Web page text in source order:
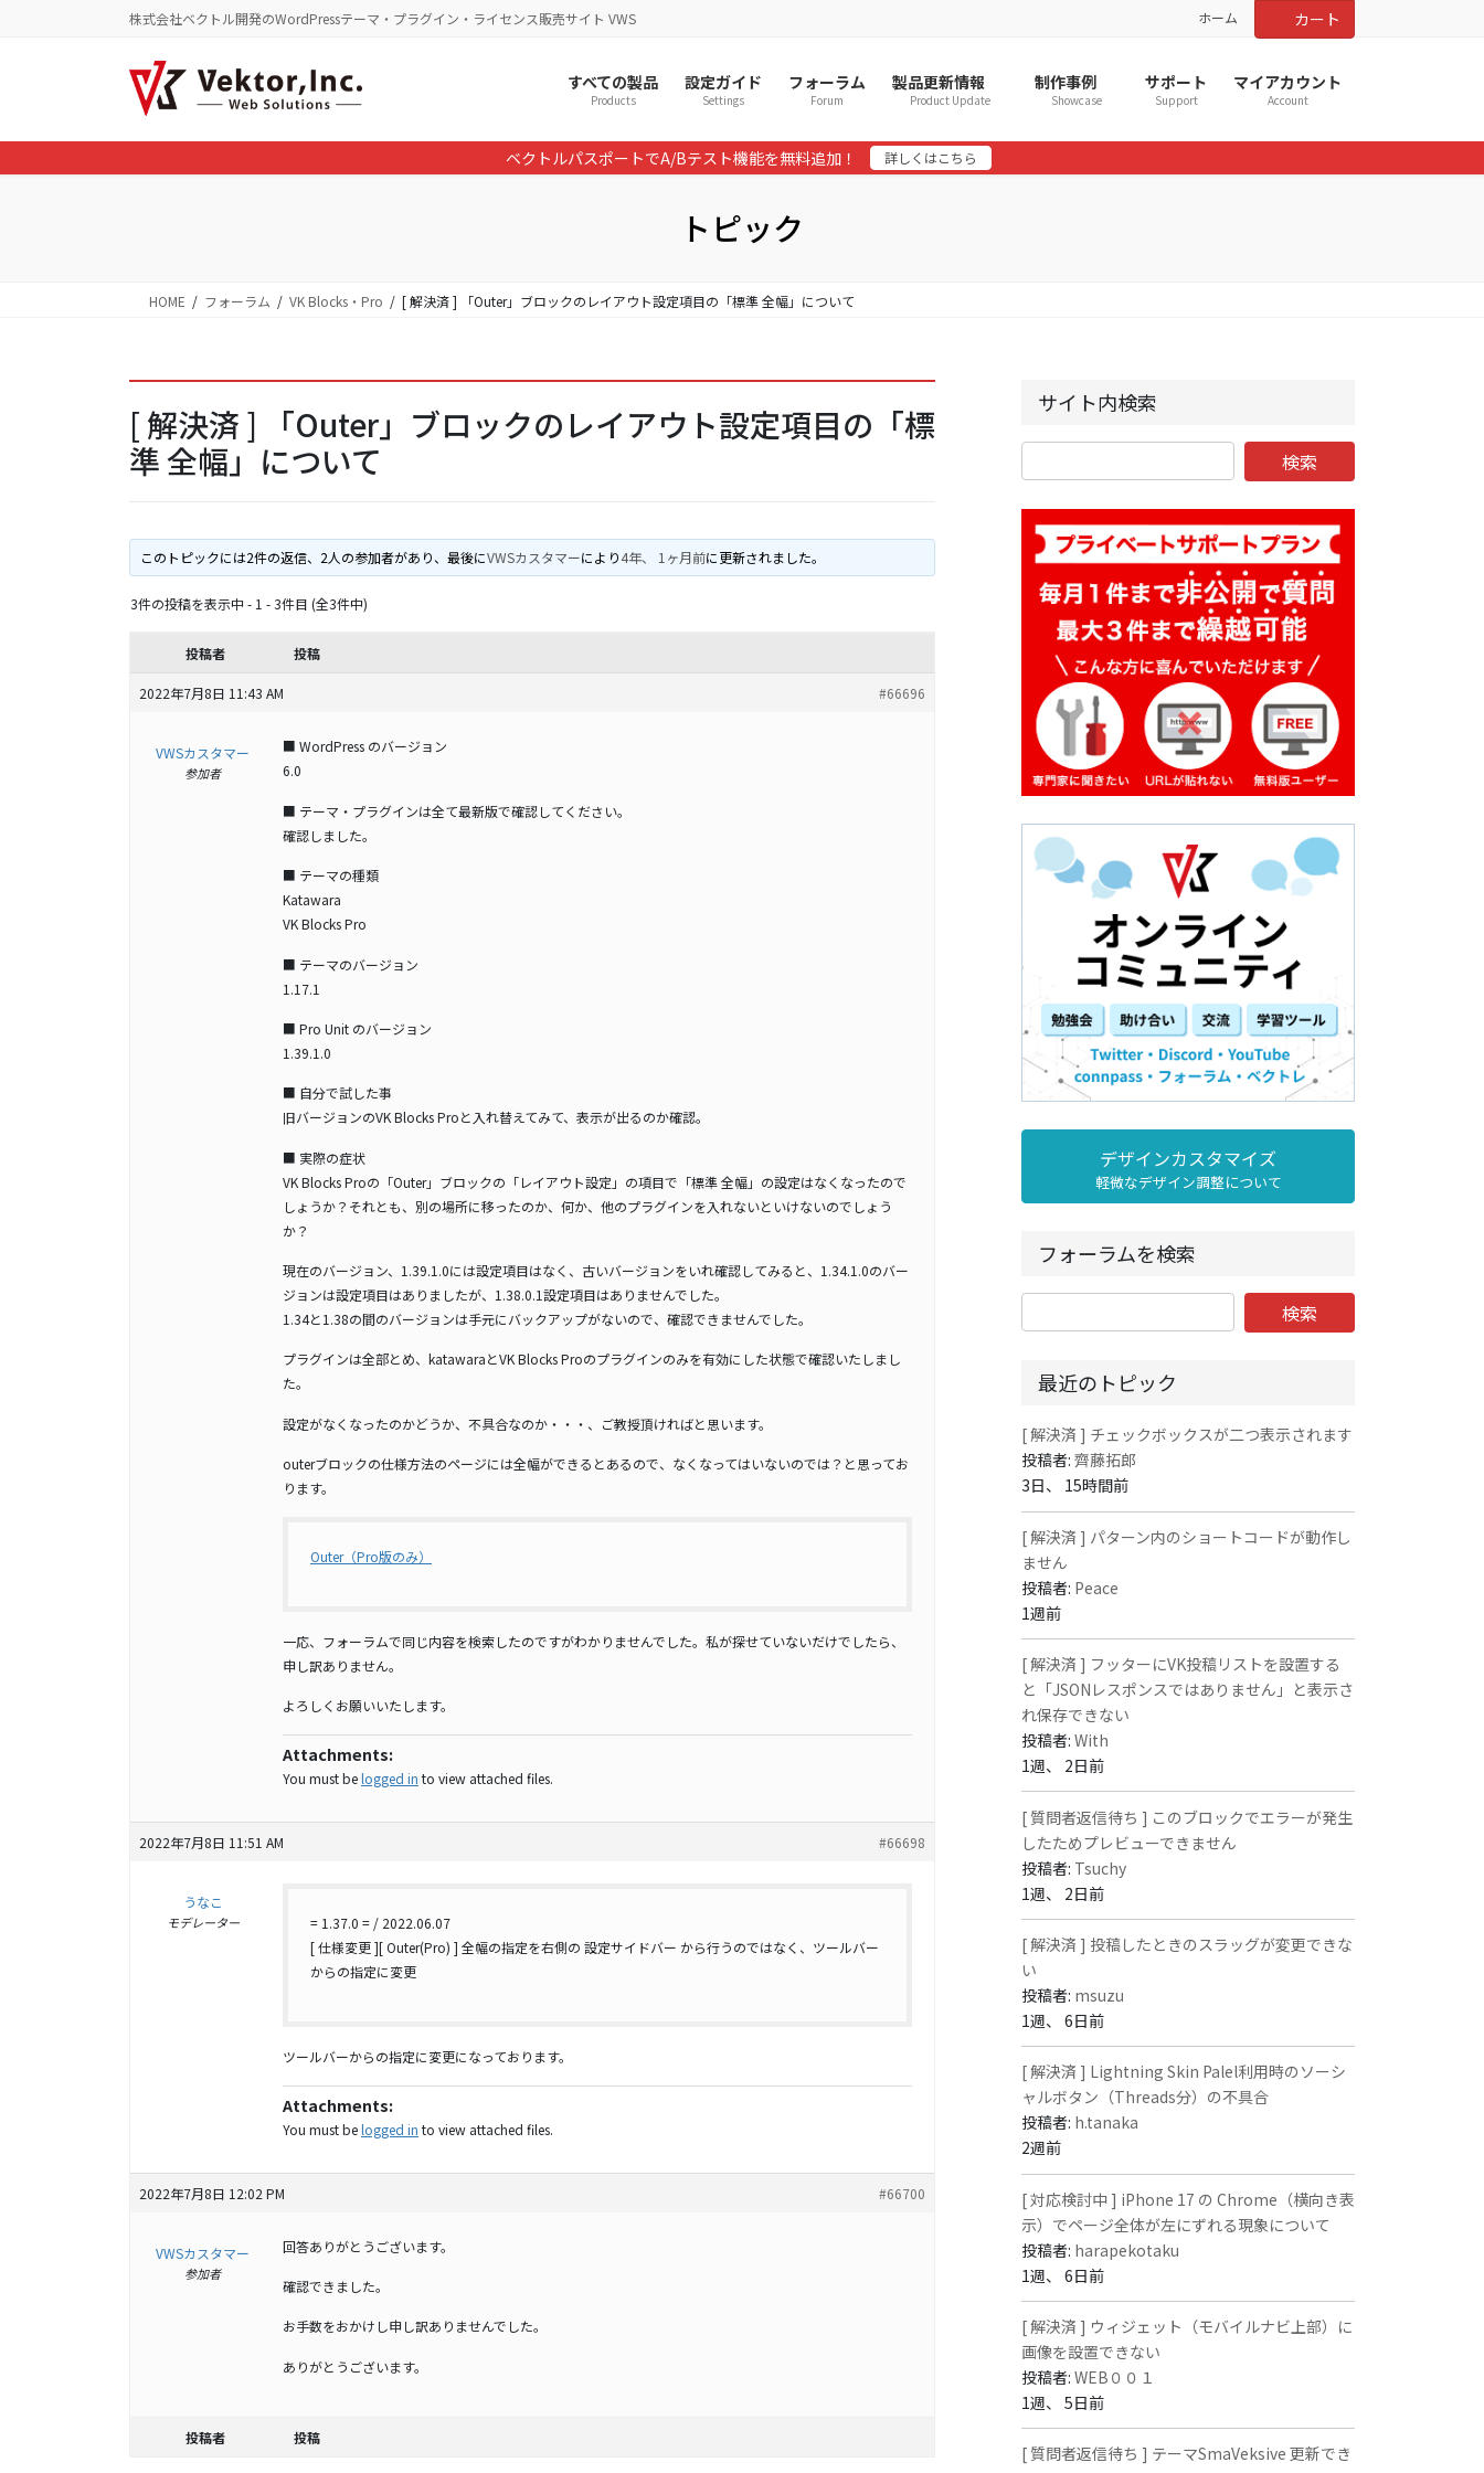
に
移
ョ
ン
株式会社ベクトル開発のWordPressテーマ・プラグイン・ライセンス販売サイト VWS ホーム カート
すべての製品
Products
設定ガイド
Settings
フォーラム
Forum
製品更新情報
Product Update
制作事例
Showcase
サポート
Support
マイアカウント
Account
ベクトルパスポートでA/Bテスト機能を無料追加！ 詳しくはこちら
トピック
HOME フォーラム VK Blocks・Pro [ 解決済 ] 「Outer」ブロックのレイアウト設定項目の「標準 全幅」について
[ 解決済 ] 「Outer」ブロックのレイアウト設定項目の「標
準 全幅」について
このトピックには2件の返信、2人の参加者があり、最後にVWSカスタマーにより4年、 1ヶ月前に更新されました。
3件の投稿を表示中 - 1 - 3件目 (全3件中)
投稿者 投稿
2022年7月8日 11:43 AM #66696
VWSカスタマー
参加者
■ WordPress のバージョン
6.0
■ テーマ・プラグインは全て最新版で確認してください。
確認しました。
■ テーマの種類
Katawara
VK Blocks Pro
■ テーマのバージョン
1.17.1
■ Pro Unit のバージョン
1.39.1.0
■ 自分で試した事
旧バージョンのVK Blocks Proと入れ替えてみて、表示が出るのか確認。
■ 実際の症状
VK Blocks Proの「Outer」ブロックの「レイアウト設定」の項目で「標準 全幅」の設定はなくなったので
しょうか？それとも、別の場所に移ったのか、何か、他のプラグインを入れないといけないのでしょう
か？
現在のバージョン、1.39.1.0には設定項目はなく、古いバージョンをいれ確認してみると、1.34.1.0のバー
ジョンは設定項目はありましたが、1.38.0.1設定項目はありませんでした。
1.34と1.38の間のバージョンは手元にバックアップがないので、確認できませんでした。
プラグインは全部とめ、katawaraとVK Blocks Proのプラグインのみを有効にした状態で確認いたしまし
た。
設定がなくなったのかどうか、不具合なのか・・・、ご教授頂ければと思います。
outerブロックの仕様方法のページには全幅ができるとあるので、なくなってはいないのでは？と思ってお
ります。
Outer（Pro版のみ）
一応、フォーラムで同じ内容を検索したのですがわかりませんでした。私が探せていないだけでしたら、
申し訳ありません。
よろしくお願いいたします。
Attachments:
You must belogged in to view attached files.
2022年7月8日 11:51 AM #66698
うなこ
モデレーター
= 1.37.0 = / 2022.06.07
[ 仕様変更 ][ Outer(Pro) ] 全幅の指定を右側の 設定サイドバー から行うのではなく、ツールバー
からの指定に変更
ツールバーからの指定に変更になっております。
Attachments:
You must belogged in to view attached files.
2022年7月8日 12:02 PM #66700
VWSカスタマー
参加者
回答ありがとうございます。
確認できました。
お手数をおかけし申し訳ありませんでした。
ありがとうございます。
投稿者 投稿
サイト内検索
デザインカスタマイズ
軽微なデザイン調整について
フォーラムを検索
最近のトピック
[ 解決済 ] チェックボックスが二つ表示されます
投稿者:齊藤拓郎
3日、 15時間前
[ 解決済 ] パターン内のショートコードが動作し
ません
投稿者: Peace
1週前
[ 解決済 ] フッターにVK投稿リストを設置する
と「JSONレスポンスではありません」と表示さ
れ保存できない
投稿者:With
1週、 2日前
[ 質問者返信待ち ] このブロックでエラーが発生
したためプレビューできません
投稿者: Tsuchy
1週、 2日前
[ 解決済 ] 投稿したときのスラッグが変更できな
い
投稿者: msuzu
1週、 6日前
[ 解決済 ] Lightning Skin Palel利用時のソーシ
ャルボタン（Threads分）の不具合
投稿者: h.tanaka
2週前
[ 対応検討中 ] iPhone 17 の Chrome（横向き表
示）でページ全体が左にずれる現象について
投稿者: harapekotaku
1週、 6日前
[ 解決済 ] ウィジェット（モバイルナビ上部）に
画像を設置できない
投稿者:WEB００１
1週、 5日前
[ 質問者返信待ち ] テーマSmaVeksive 更新でき